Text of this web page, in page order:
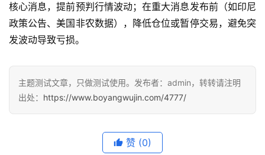
核心消息，提前预判行情波动；在重大消息发布前（如印尼
政策公告、美国非农数据），降低仓位或暂停交易，避免突
发波动导致亏损。
主题测试文章，只做测试使用。发布者：admin，转转请注明
出处： https://www.boyangwujin.com/4777/
赞 (0)